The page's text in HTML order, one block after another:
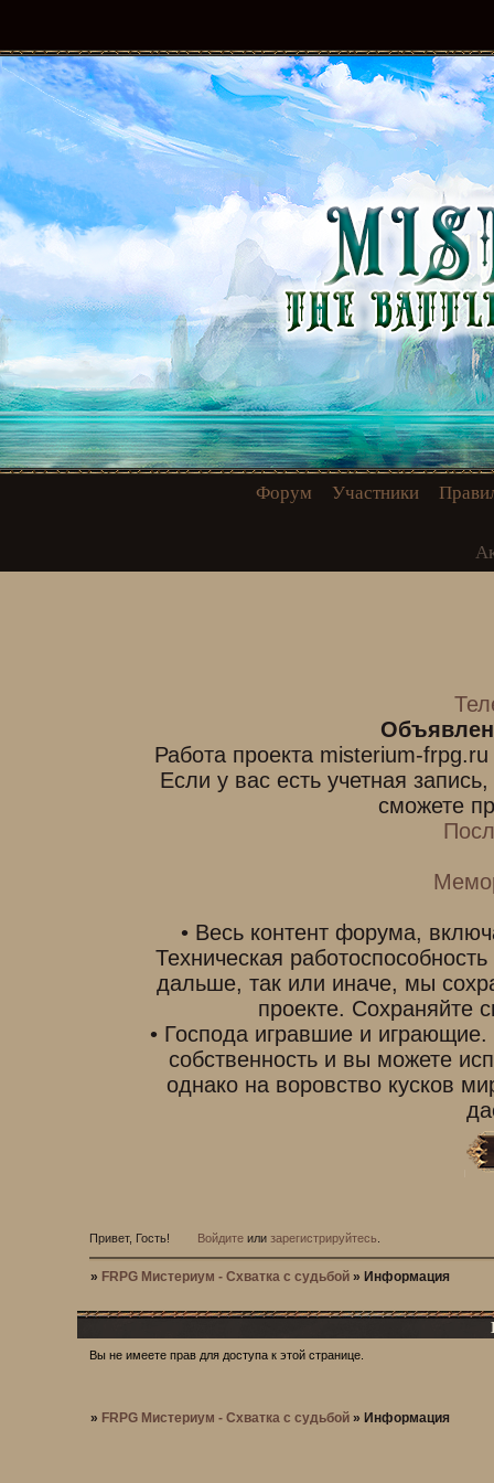
Форум Участники
Работа проекта misterium-
Если у вас есть учетная
сможете
• Весь контент форума,
Техническая
дальше, так или иначе, мы
проекте. Сохраняйте
• Господа игравшие и
собственность и вы можете
однако на воровство кусков
Привет, Гость! Войдите или зарегистрируйтесь
» FRPG Мистериум - Схватка с судьбой » Информация
Вы не имеете прав для доступа к этой странице.
» FRPG Мистериум - Схватка с судьбой »Информация